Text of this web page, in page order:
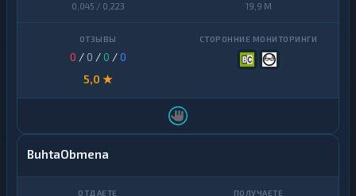
0,045 / 0,223 19,9 M
0 / 0 /0 /0
5,0 ★
BuhtaObmena